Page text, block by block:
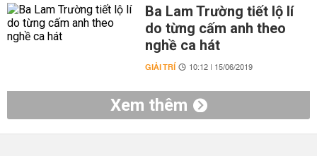
Ba Lam Trường tiết lộ lí
do từng cấm anh theo
nghề ca hát
GIẢI TRÍ 10:12 | 15/06/2019
Xem thêm